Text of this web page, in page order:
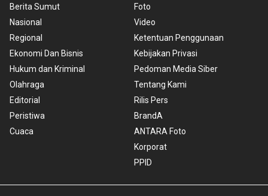
Berita Sumut
Nasional
Regional
Ekonomi Dan Bisnis
Hukum dan Kriminal
Olahraga
Editorial
Peristiwa
Cuaca
Foto
Video
Ketentuan Penggunaan
Kebijakan Privasi
Pedoman Media Siber
Tentang Kami
Rilis Pers
BrandA
ANTARA Foto
Korporat
PPID